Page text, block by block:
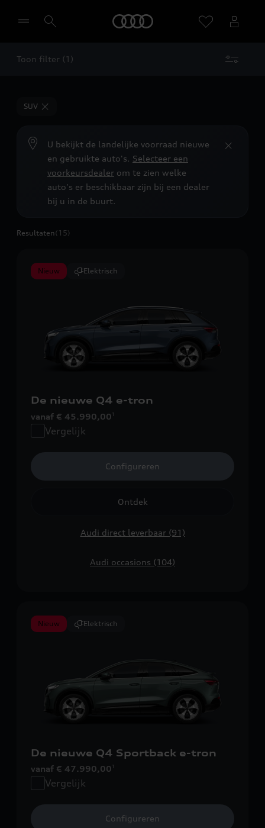
Toon filter (1)
SUV
U bekijkt de landelijke voorraad nieuwe
en gebruikte auto's. Selecteer een
voorkeursdealer om te zien welke
auto's er beschikbaar zijn bij een dealer
bij u in de buurt.
Resultaten(15)
Nieuw Elektrisch
De nieuwe Q4 e-tron
vanaf € 45.990,00 1
Vergelijk
Configureren
Ontdek
Audi direct leverbaar (91)
Audi occasions (104)
Nieuw Elektrisch
De nieuwe Q4 Sportback e-tron
vanaf € 47.990,00 1
Vergelijk
Configureren